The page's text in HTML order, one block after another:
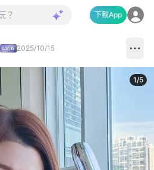
下載App
2025/10/15
1/5